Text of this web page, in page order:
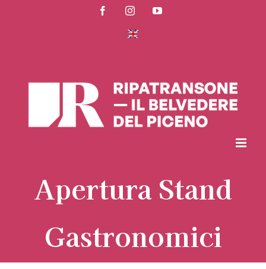
FacebookInstagramYouTube
Apertura Stand
Gastronomici